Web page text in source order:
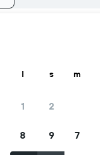
l s
1 2
8 9
m
7